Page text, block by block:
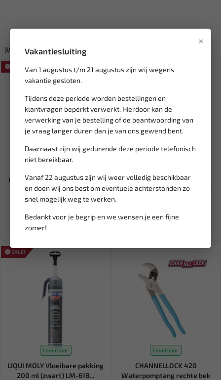
×
Vakantiesluiting
Van 1 augustus t/m 21 augustus zijn wij wegens
vakantie gesloten.
Tijdens deze periode worden bestellingen en
klantvragen beperkt verwerkt. Hierdoor kan de
verwerking van je bestelling of de beantwoording van
je vraag langer duren dan je van ons gewend bent.
Daarnaast zijn wij gedurende deze periode telefonisch
niet bereikbaar.
Vanaf 22 augustus zijn wij weer volledig beschikbaar
en doen wij ons best om eventuele achterstanden zo
snel mogelijk weg te werken.
Bedankt voor je begrip en we wensen je een fijne
zomer!
Misschien ook interessant:
SALE!
Niet op voorraad
WEBER TOOLS Timingset Fiat
1.7 - 1.9 diesel WT-209...
50,91
TCE Professioneel banden
balanceer apparaat met be...
2.055,79
SALE!
Leverbaar
LIQUI MOLY Vloeibare pakking
200 ml (zwart) LM-618...
Leverbaar
CHANNELLOCK 420
Waterpomptang rechte bek